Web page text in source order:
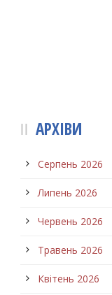
АРХІВИ
Серпень 2026
Липень 2026
Червень 2026
Травень 2026
Квітень 2026